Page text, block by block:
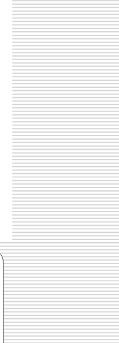
ェコスロバキア軍 連邦共
価格
￥398
費税込み